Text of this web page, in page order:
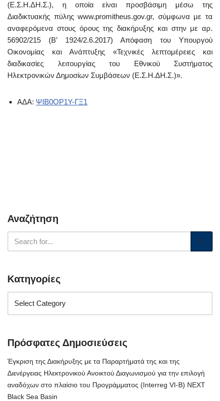
(Ε.Σ.Η.ΔΗ.Σ.), η οποία είναι προσβάσιμη μέσω της
Διαδικτυακής πύλης www.promitheus.gov.gr, σύμφωνα με τα
αναφερόμενα στους όρους της διακήρυξης και στην με αρ.
56902/215 (Β’ 1924/2.6.2017) Απόφαση του Υπουργού
Οικονομίας και Ανάπτυξης «Τεχνικές λεπτομέρειες και
διαδικασίες λειτουργίας του Εθνικού Συστήματος
Ηλεκτρονικών Δημοσίων Συμβάσεων (Ε.Σ.Η.ΔΗ.Σ.)».
ΑΔΑ: ΨΙΒ0ΟΡ1Υ-ΓΞ1
Αναζήτηση
Κατηγορίες
Πρόσφατες Δημοσιεύσεις
Έγκριση της Διακήρυξης με τα Παραρτήματά της και της
Διενέργειας Ηλεκτρονικού Ανοικτού Διαγωνισμού για την επιλογή
αναδόχων στο πλαίσιο του Προγράμματος (Interreg VI-B) NEXT
Black Sea Basin